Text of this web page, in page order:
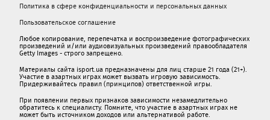
Политика в сфере конфиденциальности и персональных данных
Пользовательское соглашение
Любое копирование, перепечатка и воспроизведение фотографических
произведений и/или аудиовизуальных произведений правообладателя
Getty Images - строго запрещено.
Материалы сайта isport.ua предназначены для лиц старше 21 года (21+).
Участие в азартных играх может вызвать игровую зависимость.
Придерживайтесь правил (принципов) ответственной игры.
При появлении первых признаков зависимости незамедлительно
обратитесь к специалисту. Помните, что участие в азартных играх не
может быть источником доходов или альтернативой работе.